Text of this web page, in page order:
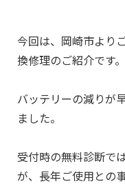
今回は、岡崎市より
換修理のご紹介です。
バッテリーの減りが
ました。
受付時の無料診断で
が、長年ご使用との